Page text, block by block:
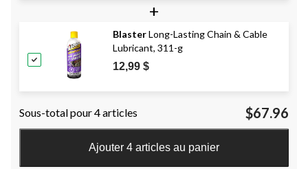
+
BlasterLong-Lasting Chain & Cable
Lubricant, 311-g
12,99 $
Sous-total pour 4 articles $67.96
Ajouter 4 articles au panier